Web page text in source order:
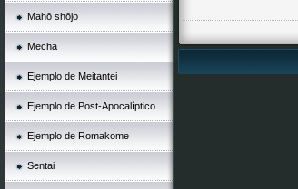
Mahō shōjo
Mecha
Ejemplo de Meitantei
Ejemplo de Post-Apocalíptico
Ejemplo de Romakome
Sentai